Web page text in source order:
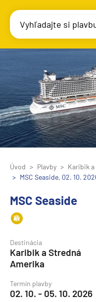
Vyhľadajte si
Úvod Plavby
Karibik
MSC Seaside, 02. 10.
MSC Seaside
Destinácia
Karibik a Stredná
Amerika
Termín plavby
02. 10. - 05. 10. 2026